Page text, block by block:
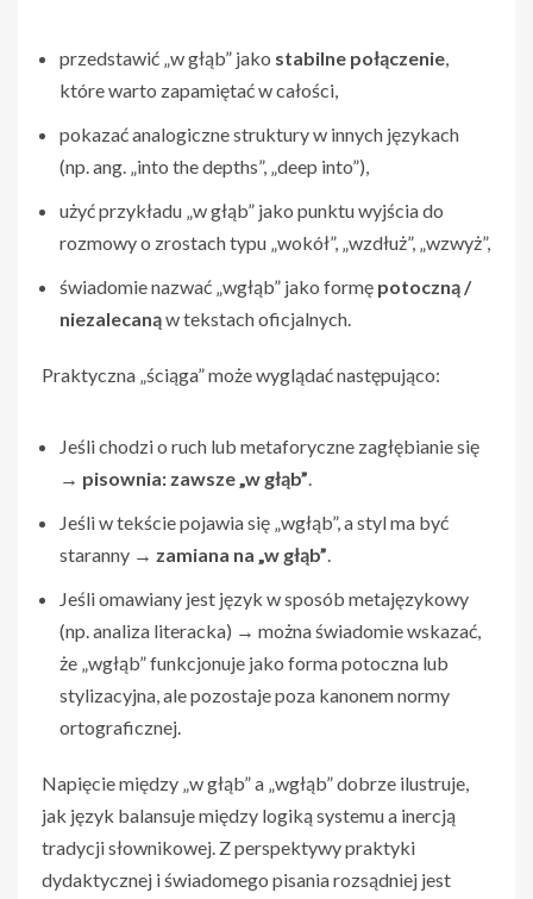
przedstawić „w głąb” jako stabilne połączenie,
które warto zapamiętać w całości,
pokazać analogiczne struktury w innych językach
(np. ang. „into the depths”, „deep into”),
użyć przykładu „w głąb” jako punktu wyjścia do
rozmowy o zrostach typu „wokół”, „wzdłuż”, „wzwyż”,
świadomie nazwać „wgłąb” jako formę potoczną /
niezalecanąw tekstach oficjalnych.
Praktyczna „ściąga” może wyglądać następująco:
Jeśli chodzi o ruch lub metaforyczne zagłębianie się
→ pisownia: zawsze „w głąb”.
Jeśli w tekście pojawia się „wgłąb”, a styl ma być
staranny → zamiana na „w głąb”.
Jeśli omawiany jest język w sposób metajęzykowy
(np. analiza literacka) → można świadomie wskazać,
że „wgłąb” funkcjonuje jako forma potoczna lub
stylizacyjna, ale pozostaje poza kanonem normy
ortograficznej.
Napięcie między „w głąb” a „wgłąb” dobrze ilustruje,
jak język balansuje między logiką systemu a inercją
tradycji słownikowej. Z perspektywy praktyki
dydaktycznej i świadomego pisania rozsądniej jest